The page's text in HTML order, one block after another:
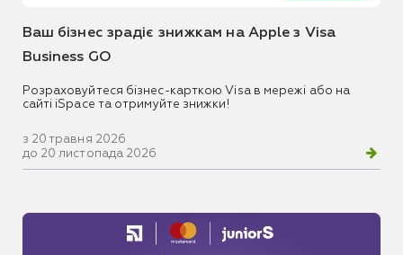
Ваш бізнес зрадіє знижкам на Apple з Visa
Business GO
Розраховуйтеся бізнес-карткою Visa в мережі або на
сайті iSpace та отримуйте знижки!
з 20 травня 2026
до 20 листопада 2026